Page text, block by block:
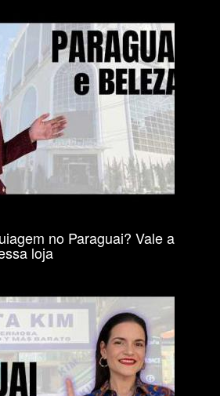
no Paraguai? Vale a
loja